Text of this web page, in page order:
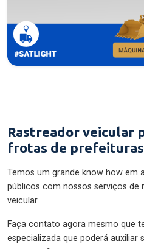
Rastreador veicular
frotas de
Temos um grande know how em
públicos com nossos serviços de
veicular.
Faça contato agora mesmo que
especializada que poderá auxiliar